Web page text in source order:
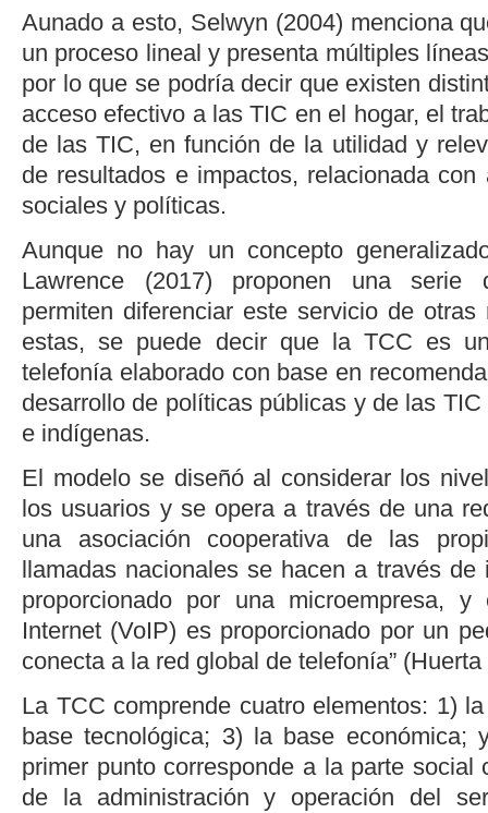
Aunado a esto, Selwyn (2004) menciona
un proceso lineal y presenta múltiples
por lo que se podría decir que existen
acceso efectivo a las TIC en el hogar, el
de las TIC, en función de la utilidad y
de resultados e impactos, relacionada con
sociales y políticas.
Aunque no hay un concepto
Lawrence (2017) proponen una serie
permiten diferenciar este servicio de otras
estas, se puede decir que la TCC es
telefonía elaborado con base en
desarrollo de políticas públicas y de las
e indígenas.
El modelo se diseñó al considerar los
los usuarios y se opera a través de una
una asociación cooperativa de las
llamadas nacionales se hacen a través de
proporcionado por una microempresa,
Internet (VoIP) es proporcionado por un
conecta a la red global de telefonía” (
La TCC comprende cuatro elementos: 1)
base tecnológica; 3) la base
primer punto corresponde a la parte social
de la administración y operación del